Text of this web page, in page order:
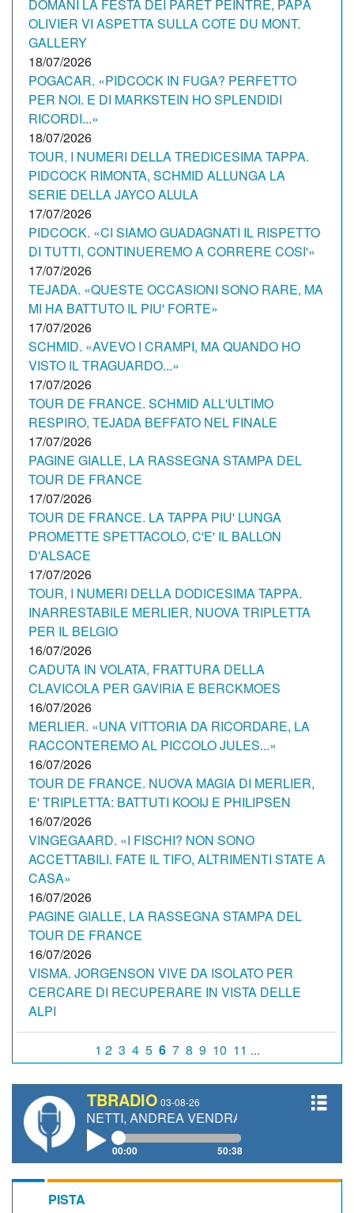
DOMANI LA FESTA DEI PARET PEINTRE, PAPÀ
OLIVIER VI ASPETTA SULLA COTE DU MONT.
GALLERY
18/07/2026
POGACAR. «PIDCOCK IN FUGA? PERFETTO
PER NOI. E DI MARKSTEIN HO SPLENDIDI
RICORDI...»
18/07/2026
TOUR, I NUMERI DELLA TREDICESIMA TAPPA.
PIDCOCK RIMONTA, SCHMID ALLUNGA LA
SERIE DELLA JAYCO ALULA
17/07/2026
PIDCOCK. «CI SIAMO GUADAGNATI IL RISPETTO
DI TUTTI, CONTINUEREMO A CORRERE COSI'»
17/07/2026
TEJADA. «QUESTE OCCASIONI SONO RARE, MA
MI HA BATTUTO IL PIU' FORTE»
17/07/2026
SCHMID. «AVEVO I CRAMPI, MA QUANDO HO
VISTO IL TRAGUARDO...»
17/07/2026
TOUR DE FRANCE. SCHMID ALL'ULTIMO
RESPIRO, TEJADA BEFFATO NEL FINALE
17/07/2026
PAGINE GIALLE, LA RASSEGNA STAMPA DEL
TOUR DE FRANCE
17/07/2026
TOUR DE FRANCE. LA TAPPA PIU' LUNGA
PROMETTE SPETTACOLO, C'E' IL BALLON
D'ALSACE
17/07/2026
TOUR, I NUMERI DELLA DODICESIMA TAPPA.
INARRESTABILE MERLIER, NUOVA TRIPLETTA
PER IL BELGIO
16/07/2026
CADUTA IN VOLATA, FRATTURA DELLA
CLAVICOLA PER GAVIRIA E BERCKMOES
16/07/2026
MERLIER. «UNA VITTORIA DA RICORDARE, LA
RACCONTEREMO AL PICCOLO JULES...»
16/07/2026
TOUR DE FRANCE. NUOVA MAGIA DI MERLIER,
E' TRIPLETTA: BATTUTI KOOIJ E PHILIPSEN
16/07/2026
VINGEGAARD. «I FISCHI? NON SONO
ACCETTABILI. FATE IL TIFO, ALTRIMENTI STATE A
CASA»
16/07/2026
PAGINE GIALLE, LA RASSEGNA STAMPA DEL
TOUR DE FRANCE
16/07/2026
VISMA. JORGENSON VIVE DA ISOLATO PER
CERCARE DI RECUPERARE IN VISTA DELLE
ALPI
1 2 3 4 5 6 7 8 9 10 11 ...
TBRADIO 03-08-26
GIANETTI, ANDREA VENDRAME, FILIPPO FIORELLI
00:00 50:38
PISTA